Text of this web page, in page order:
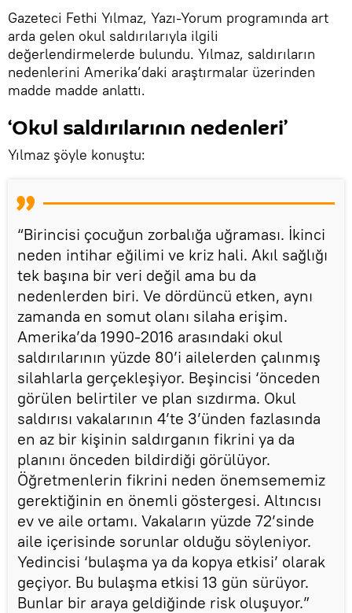
Gazeteci Fethi Yılmaz, Yazı-Yorum programında art
arda gelen okul saldırılarıyla ilgili
değerlendirmelerde bulundu. Yılmaz, saldırıların
nedenlerini Amerika’daki araştırmalar üzerinden
madde madde anlattı.
‘Okul saldırılarının nedenleri’
Yılmaz şöyle konuştu:
“Birincisi çocuğun zorbalığa uğraması. İkinci
neden intihar eğilimi ve kriz hali. Akıl sağlığı
tek başına bir veri değil ama bu da
nedenlerden biri. Ve dördüncü etken, aynı
zamanda en somut olanı silaha erişim.
Amerika’da 1990-2016 arasındaki okul
saldırılarının yüzde 80’i ailelerden çalınmış
silahlarla gerçekleşiyor. Beşincisi ‘önceden
görülen belirtiler ve plan sızdırma. Okul
saldırısı vakalarının 4’te 3’ünden fazlasında
en az bir kişinin saldırganın fikrini ya da
planını önceden bildirdiği görülüyor.
Öğretmenlerin fikrini neden önemsememiz
gerektiğinin en önemli göstergesi. Altıncısı
ev ve aile ortamı. Vakaların yüzde 72’sinde
aile içerisinde sorunlar olduğu söyleniyor.
Yedincisi ‘bulaşma ya da kopya etkisi’ olarak
geçiyor. Bu bulaşma etkisi 13 gün sürüyor.
Bunlar bir araya geldiğinde risk oluşuyor.”